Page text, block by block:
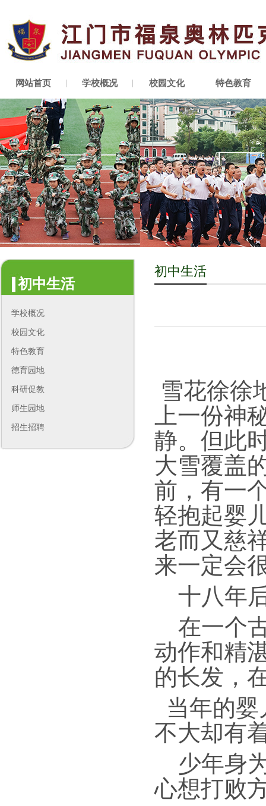
网站首页 学校概况 校园文化 特色教育
初中生活
学校概况
校园文化
特色教育
德育园地
科研促教
师生园地
招生招聘
初中生活
雪花徐徐
上一份神
静。但此
大雪覆盖
前，有一
轻抱起婴
老而又慈
来一定会
十八年
在一个
动作和精
的长发，
当年的
不大却有
少年身
心想打败